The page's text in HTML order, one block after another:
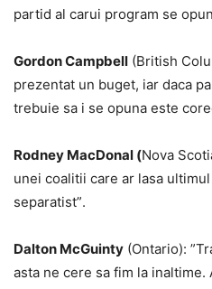
partid al carui program se
Gordon Campbell (British
prezentat un buget, iar daca
trebuie sa i se opuna este corect
Rodney MacDonal (Nova
unei coalitii care ar lasa
separatist”.
Dalton McGuinty (Ontario):
asta ne cere sa fim la inaltime.